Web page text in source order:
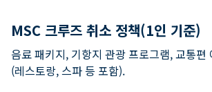
MSC 크루즈 취소 정책(1인 기준)
음료 패키지, 기항지 관광 프로그램, 교통편
(레스토랑, 스파 등 포함).